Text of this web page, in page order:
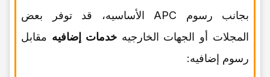
بجانب رسوم APC الأساسیه، قد توفر بعض
المجلات أو الجهات الخارجیهخدمات إضافیه مقابل
رسوم إضافیه: